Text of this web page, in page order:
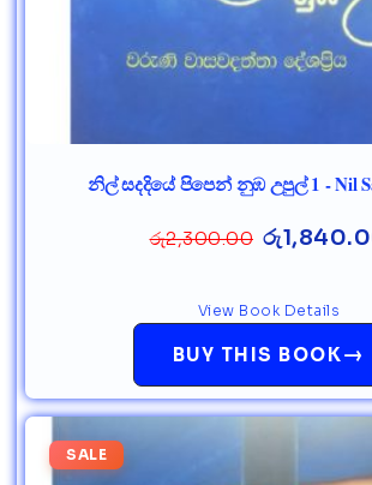
නිල් සදදියේ පිපෙන් නුඹ උපුල් 1 - Nil
රු2,300.00 රු
BUY THIS BOOK→
View Book Details
SALE